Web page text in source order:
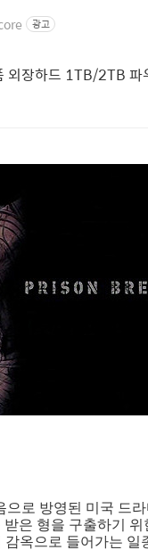
광고
외장하드 1TB/2TB 파
로 방영된 미국 드
은 형을 구출하기
옥으로 들어가는